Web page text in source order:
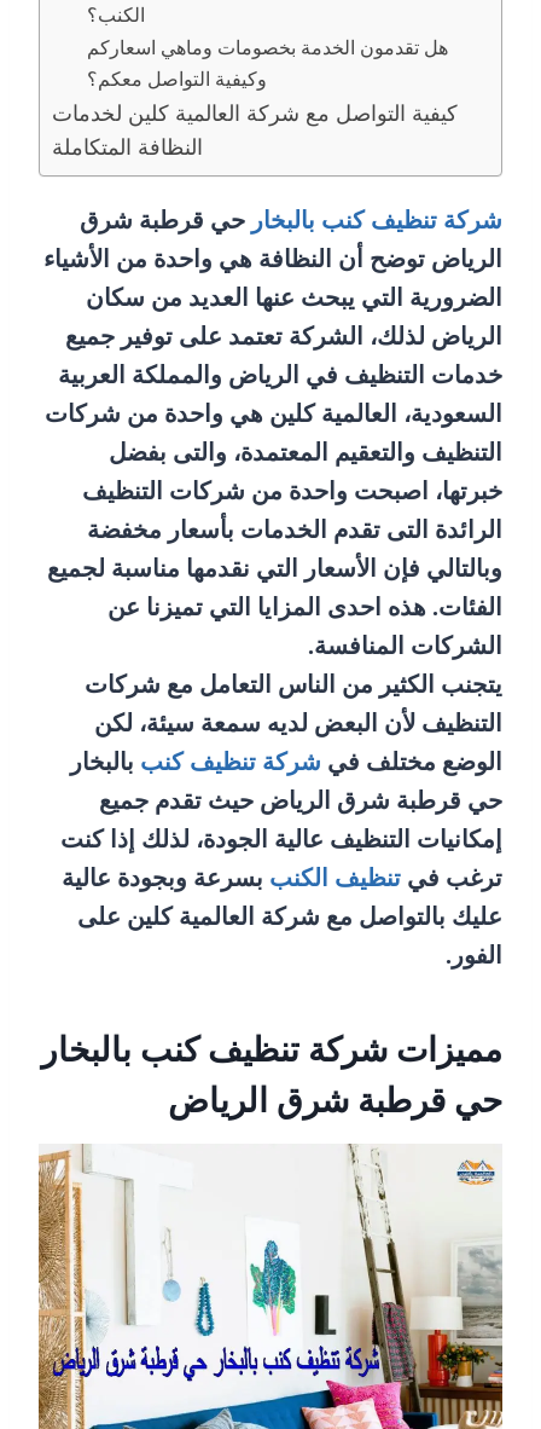
الكنب؟
هل تقدمون الخدمة بخصومات وماهي اسعاركم
وكيفية التواصل معكم؟
كيفية التواصل مع شركة العالمية كلين لخدمات
النظافة المتكاملة
شركة تنظيف كنب بالبخار حي قرطبة شرق
الرياض توضح أن النظافة هي واحدة من الأشياء
الضرورية التي يبحث عنها العديد من سكان
الرياض لذلك، الشركة تعتمد على توفير جميع
خدمات التنظيف في الرياض والمملكة العربية
السعودية، العالمية كلين هي واحدة من شركات
التنظيف والتعقيم المعتمدة، والتى بفضل
خبرتها، اصبحت واحدة من شركات التنظيف
الرائدة التى تقدم الخدمات بأسعار مخفضة
وبالتالي فإن الأسعار التي نقدمها مناسبة لجميع
الفئات. هذه احدى المزايا التي تميزنا عن
الشركات المنافسة.
يتجنب الكثير من الناس التعامل مع شركات
التنظيف لأن البعض لديه سمعة سيئة، لكن
الوضع مختلف في شركة تنظيف كنب بالبخار
حي قرطبة شرق الرياض حيث تقدم جميع
إمكانيات التنظيف عالية الجودة، لذلك إذا كنت
ترغب في تنظيف الكنب بسرعة وبجودة عالية
عليك بالتواصل مع شركة العالمية كلين على
الفور.
مميزات شركة تنظيف كنب بالبخار
حي قرطبة شرق الرياض